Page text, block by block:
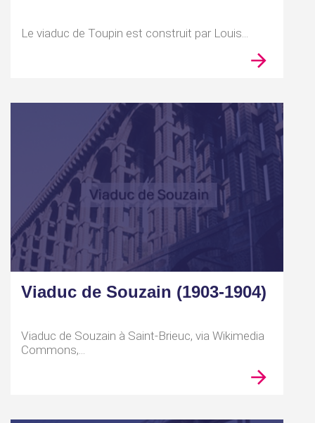
Le viaduc de Toupin est construit par Louis...
Viaduc de Souzain (1903-1904)
Viaduc de Souzain à Saint-Brieuc, via Wikimedia
Commons,...